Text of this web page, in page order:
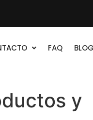
FAQ BLOG
y